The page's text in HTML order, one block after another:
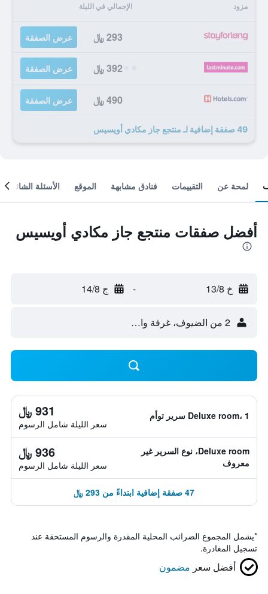
مزود الإجمالي في الليلة
293 ﷼ عرض الصفقة
392 ﷼ عرض الصفقة
490 ﷼ عرض الصفقة
49 صفقة إضافية لـ منتجع جاز مكادي أويسيس
لمحة عن التقييمات فنادق مشابهة الموقع الأسئلة الشائعة
أفضل صفقات منتجع جاز مكادي أويسيس
خ 13/8 - ج 14/8
2 من الضيوف، غرفة واحدة
Deluxe room، 1 سرير توأم 931 ﷼
سعر الليلة شامل الرسوم
Deluxe room، نوع السرير غير
معروف
936 ﷼
سعر الليلة شامل الرسوم
47 صفقة إضافية ابتداءً من 293 ﷼
*يشمل المجموع الضرائب المحلية المقدرة والرسوم المستحقة عند
تسجيل المغادرة.
أفضل سعر مضمون